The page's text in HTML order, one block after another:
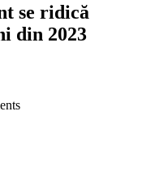
se ridică
din 2023